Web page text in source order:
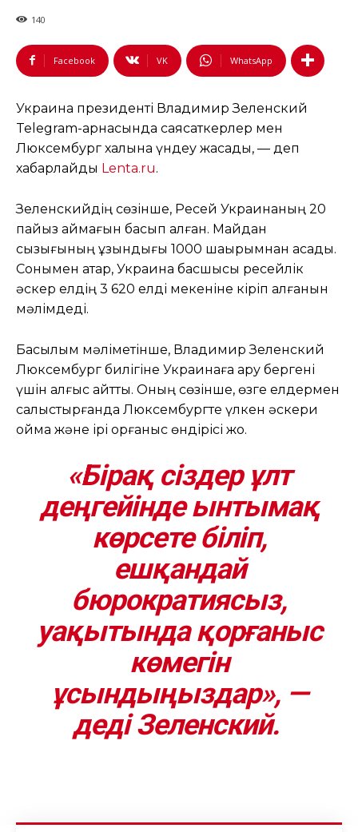
140
Facebook VK WhatsApp
Украина президенті Владимир Зеленский
Telegram-арнасында саясаткерлер мен
Люксембург халқына үндеу жасады, — деп
хабарлайды Lenta.ru.
Зеленскийдің сөзінше, Ресей Украинаның 20
пайыз аймағын басып алған. Майдан
сызығының ұзындығы 1000 шақырымнан асады.
Сонымен қатар, Украина басшысы ресейлік
әскер елдің 3 620 елді мекеніне кіріп алғанын
мәлімдеді.
Басылым мәліметінше, Владимир Зеленский
Люксембург билігіне Украинаға қару бергені
үшін алғыс айтты. Оның сөзінше, өзге елдермен
салыстырғанда Люксембургте үлкен әскери
қойма және ірі қорғаныс өндірісі жоқ.
«Бірақ сіздер ұлт
деңгейінде ынтымақ
көрсете біліп,
ешқандай
бюрократиясыз,
уақытында қорғаныс
көмегін
ұсындыңыздар», —
деді Зеленский.